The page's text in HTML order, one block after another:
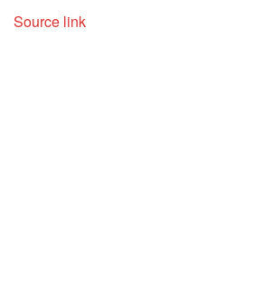
Source link